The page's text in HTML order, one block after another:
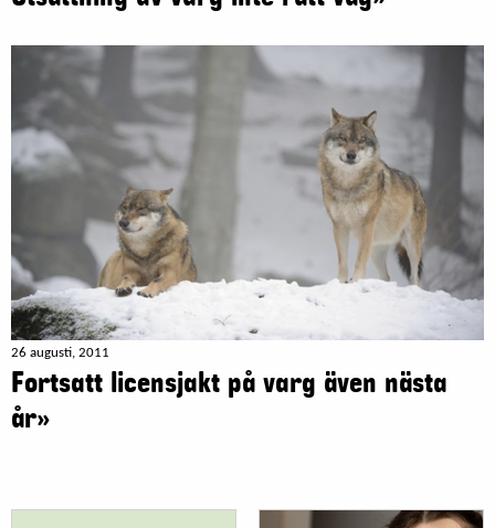
26 augusti, 2011
Fortsatt licensjakt på varg även nästa
år»